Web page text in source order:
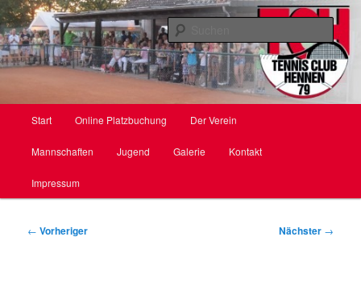
Zum
primären
Inhalt
springenTC Hennen e. V.
Start Online Platzbuchung Der Verein
Mannschaften Jugend Galerie Kontakt
Impressum
Beitragsnavigation
← Vorheriger Nächster →